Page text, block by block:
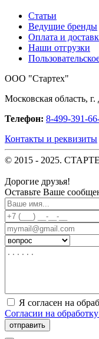
Статьи
Ведущие бренды
Оплата и
Наши отгрузки
OOO "Стартех"
Московская область,
Телефон: 8-499-391-
Контакты и реквизиты
© 2015 - 2025.
Дорогие друзья!
Оставьте Ваше
Я согласен на
Согласии на
отправить